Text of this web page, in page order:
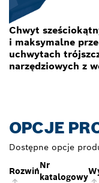
Chwyt
i maksymalne
uchwytach
narzędziowych z
OPCJE
Dostępne opcje
Rozwiń
Nr
katalogowy